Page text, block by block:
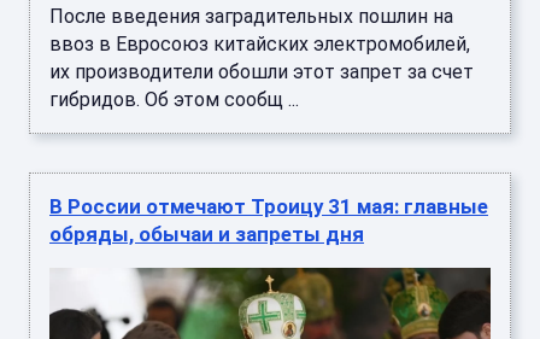
После введения заградительных пошлин на
ввоз в Евросоюз китайских электромобилей,
их производители обошли этот запрет за счет
гибридов. Об этом сообщ ...
В России отмечают Троицу 31 мая: главные
обряды, обычаи и запреты дня